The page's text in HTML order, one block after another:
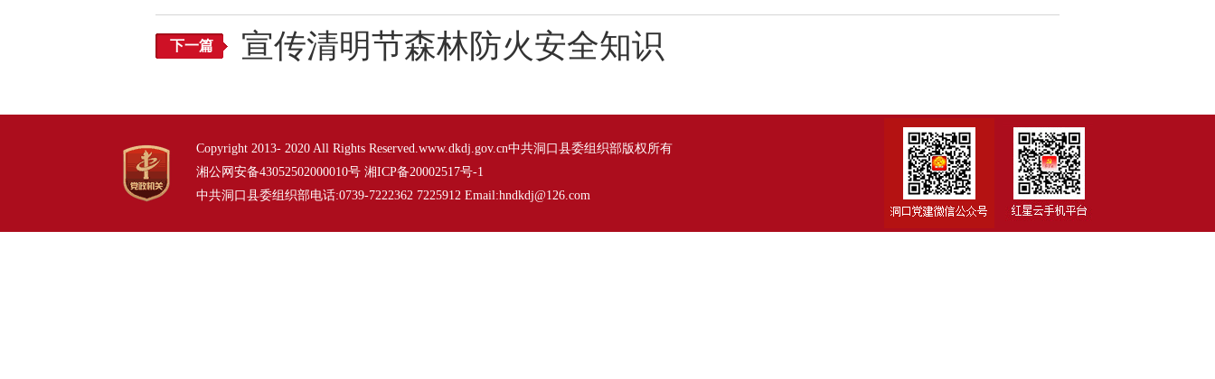
下一篇 宣传清明节森林防火安全知识
Copyright 2013- 2020 All Rights Reserved.www.dkdj.gov.cn中共洞口县委组织部版权所有
湘公网安备43052502000010号 湘ICP备20002517号-1
中共洞口县委组织部电话:0739-7222362 7225912 Email:hndkdj@126.com